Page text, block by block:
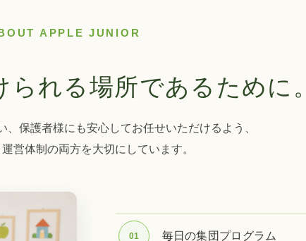
APPLE JUNIOR
れる場所であるために。
、保護者様にも安心してお任せいただけるよう、
営体制の両方を大切にしています。
01 毎日の集団プログラム